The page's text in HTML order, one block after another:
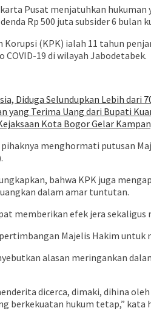
Pusat menjatuhkan
Rp 500 juta subsider 6 bulan
(KPK) ialah 11 tahun
COVID-19 di wilayah Jabodetabek.
Diduga Selundupkan Lebih dari
yang Terima Uang dari Bupati
Kota Bogor Gelar
menghormati putusan
bahwa KPK juga
dalam amar tuntutan.
memberikan efek jera
Majelis Hakim
alasan meringankan
dicerca, dimaki, dihina
berkekuatan hukum tetap,”